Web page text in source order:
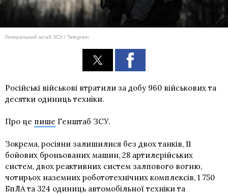
Генеральний штаб ЗСУ / Telegram
Російські військові втратили за добу 960 військових та
десятки одиниць техніки.
Про це пише Генштаб ЗСУ.
Зокрема, росіяни залишилися без двох танків, 11
бойових броньованих машин, 28 артилерійських
систем, двох реактивних систем залпового вогню,
чотирьох наземних робототехнічних комплексів, 1 750
БпЛА та 324 одиниць автомобільної техніки та